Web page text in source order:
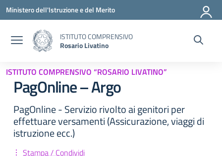
Vai ai contenuti
Vai al menu di navigazione
Vai al footer
Ministero dell'Istruzione e del Merito
ISTITUTO COMPRENSIVO
Rosario Livatino
ISTITUTO COMPRENSIVO “ROSARIO LIVATINO”
PagOnline – Argo
PagOnline - Servizio rivolto ai genitori per
effettuare versamenti (Assicurazione, viaggi di
istruzione ecc.)
Stampa / Condividi